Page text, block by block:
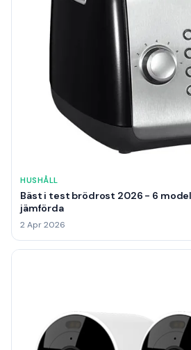
HUSHÅLL
Bäst i test brödrost 2026 - 6
jämförda
2 Apr 2026